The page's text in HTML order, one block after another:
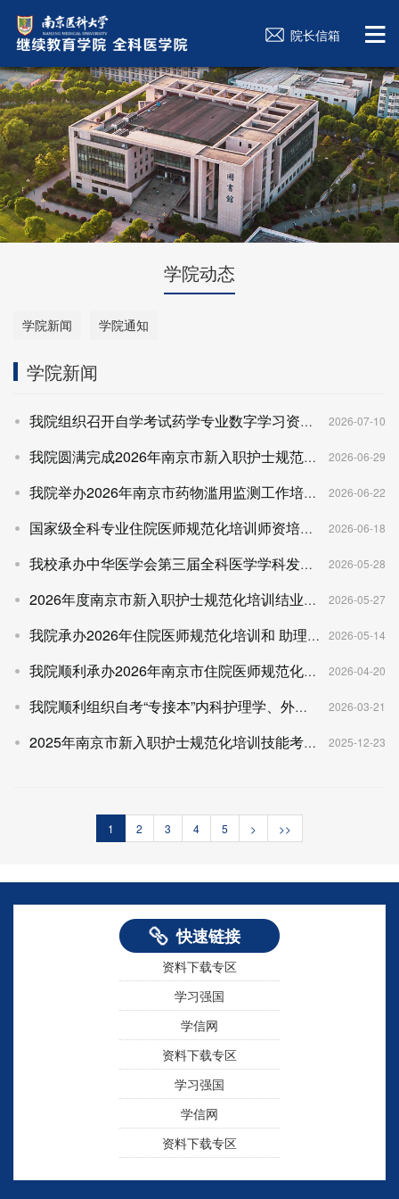
院长信箱
学院动态
学院新闻 学院通知
学院新闻
我院组织召开自学考试药学专业数字学习资源建设研讨会 2026-07-10
我院圆满完成2026年南京市新入职护士规范化培训理论考核承办工作 2026-06-29
我院举办2026年南京市药物滥用监测工作培训班 2026-06-22
国家级全科专业住院医师规范化培训师资培训班在宁举办 2026-06-18
我校承办中华医学会第三届全科医学学科发展大会 2026-05-28
2026年度南京市新入职护士规范化培训结业考核工作座谈会在我校召... 2026-05-27
我院承办2026年住院医师规范化培训和 助理全科医生培训结业专业... 2026-05-14
我院顺利承办2026年南京市住院医师规范化培训公共必修课考核 2026-04-20
我院顺利组织自考“专接本”内科护理学、外科护理学 实践课程教... 2026-03-21
2025年南京市新入职护士规范化培训技能考核圆满完成 2025-12-23
1 2 3 4 5 > >>
快速链接
学习强国
学信网
资料下载专区
学习强国
学信网
资料下载专区
学习强国
学信网
资料下载专区